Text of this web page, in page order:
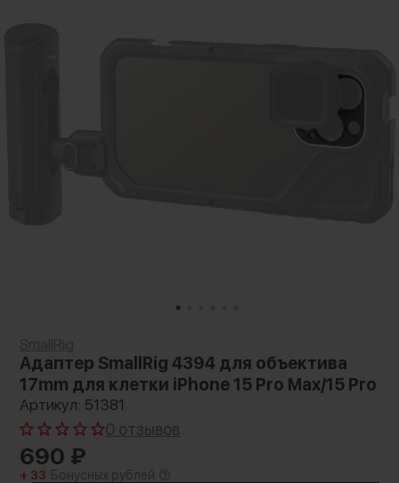
Адаптер SmallRig 4394 для объектива
17mm для клетки iPhone 15 Pro Max/15 Pro
Артикул: 51381
0 отзывов
690 ₽
+ 33 Бонусных рублей